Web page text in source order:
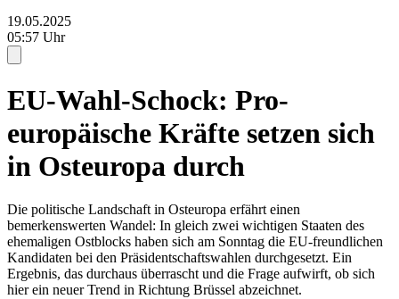
19.05.2025
05:57 Uhr
EU-Wahl-Schock: Pro-
europäische Kräfte setzen sich
in Osteuropa durch
Die politische Landschaft in Osteuropa erfährt einen
bemerkenswerten Wandel: In gleich zwei wichtigen Staaten des
ehemaligen Ostblocks haben sich am Sonntag die EU-freundlichen
Kandidaten bei den Präsidentschaftswahlen durchgesetzt. Ein
Ergebnis, das durchaus überrascht und die Frage aufwirft, ob sich
hier ein neuer Trend in Richtung Brüssel abzeichnet.